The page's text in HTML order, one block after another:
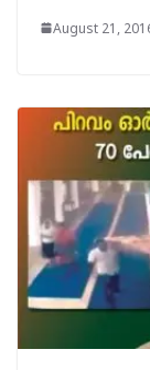
August 21,